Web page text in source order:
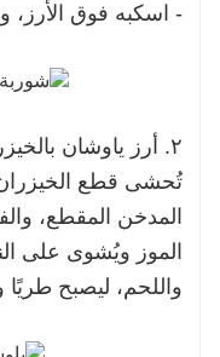
- اسكبه فوق
٢. أرز ياوشان
تُحشى قطع الخيزران
المدخن المقطع،
الموز ويُشوى على
واللحم، ليصبح طريًا